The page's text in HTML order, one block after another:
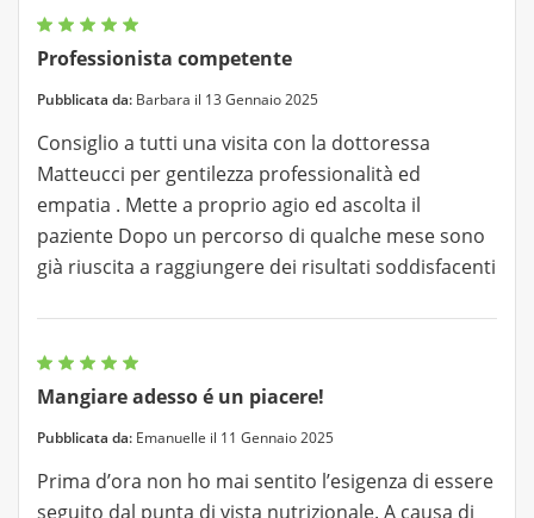
Professionista competente
Pubblicata da: Barbara il 13 Gennaio 2025
Consiglio a tutti una visita con la dottoressa
Matteucci per gentilezza professionalità ed
empatia . Mette a proprio agio ed ascolta il
paziente Dopo un percorso di qualche mese sono
già riuscita a raggiungere dei risultati soddisfacenti
Mangiare adesso é un piacere!
Pubblicata da: Emanuelle il 11 Gennaio 2025
Prima d’ora non ho mai sentito l’esigenza di essere
seguito dal punta di vista nutrizionale. A causa di